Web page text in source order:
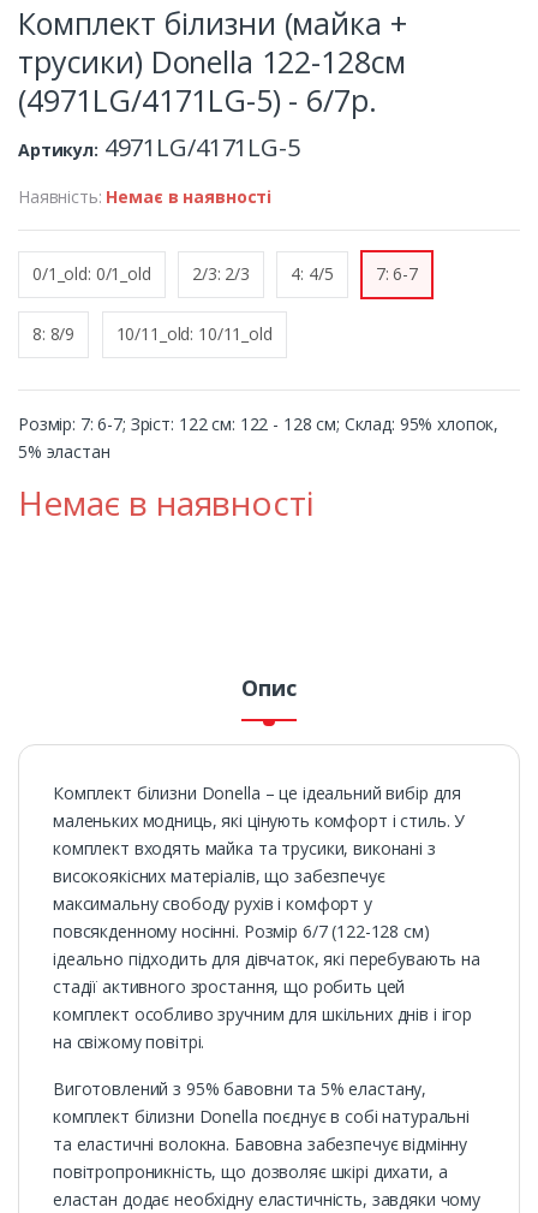
Комплект білизни (майка +
трусики) Donella 122-128см
(4971LG/4171LG-5) - 6/7р.
Артикул: 4971LG/4171LG-5
Наявність: Немає в наявності
0/1_old: 0/1_old 2/3: 2/3 4: 4/5 7: 6-7
8: 8/9 10/11_old: 10/11_old
Розмір: 7: 6-7; Зріст: 122 см: 122 - 128 см; Cклад: 95% хлопок,
5% эластан
Немає в наявності
Опис
Комплект білизни Donella – це ідеальний вибір для
маленьких модниць, які цінують комфорт і стиль. У
комплект входять майка та трусики, виконані з
високоякісних матеріалів, що забезпечує
максимальну свободу рухів і комфорт у
повсякденному носінні. Розмір 6/7 (122-128 см)
ідеально підходить для дівчаток, які перебувають на
стадії активного зростання, що робить цей
комплект особливо зручним для шкільних днів і ігор
на свіжому повітрі.
Виготовлений з 95% бавовни та 5% еластану,
комплект білизни Donella поєднує в собі натуральні
та еластичні волокна. Бавовна забезпечує відмінну
повітропроникність, що дозволяє шкірі дихати, а
еластан додає необхідну еластичність, завдяки чому